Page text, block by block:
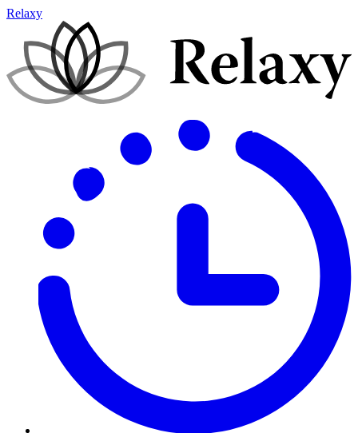
Relaxy